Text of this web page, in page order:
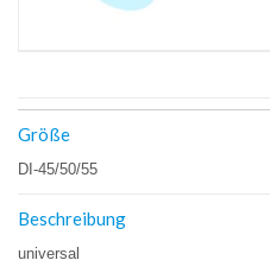
Größe
DI-45/50/55
Beschreibung
universal